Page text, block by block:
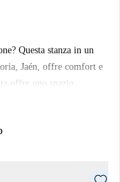
Questa stanza in un
Jaén, offre comfort e
offre uno spazio
nella cucina
acqua, gas e Wi-